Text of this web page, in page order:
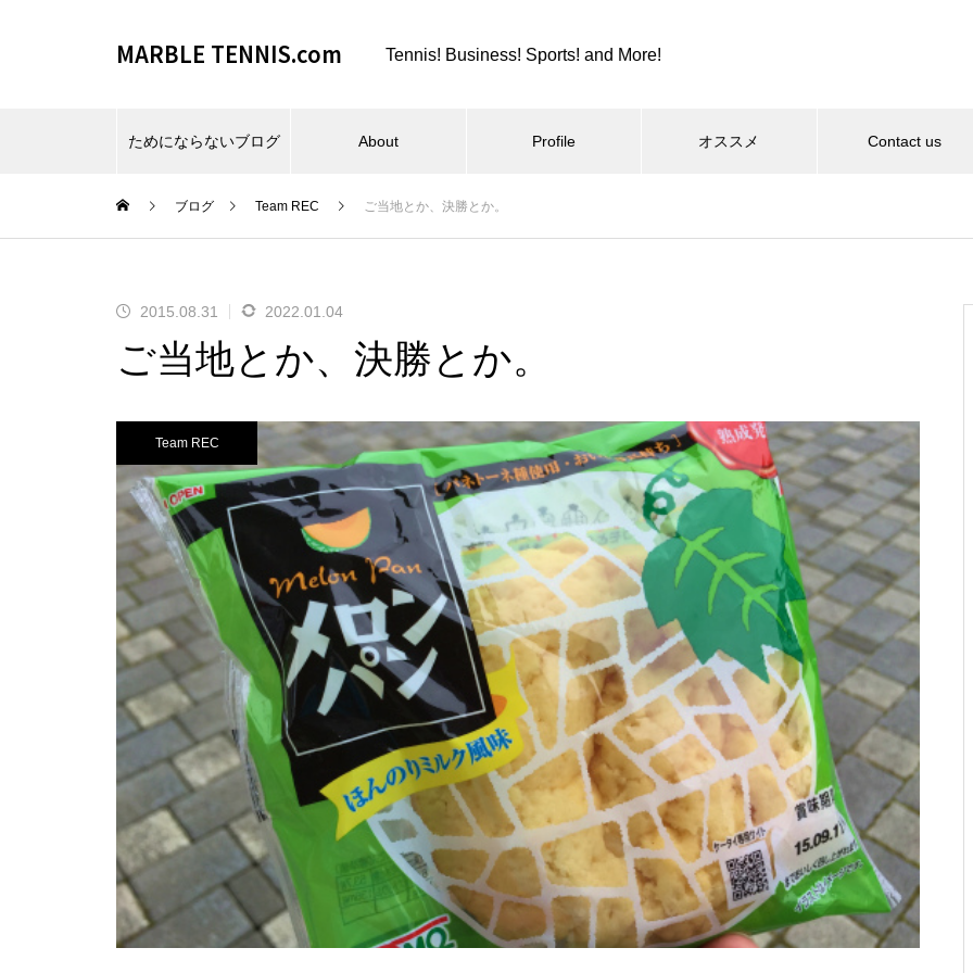
MARBLE TENNIS.com Tennis! Business! Sports! and More!
ためにならないブログ About Profile オススメ Contact us
仕事場とか、REC FESTA と
か。
コロンビア８とか、全日本９位
ですとか。
ニュージェネとか、またまた卓
球とか。
お年？とか、SUPその２とか。
ご購入！とか、SUPとか。
ゴミ？とか、試合デビューと
か。
ブログ Team REC ご当地とか、決勝とか。
2015.08.31 2022.01.04
ご当地とか、決勝とか。
Team REC